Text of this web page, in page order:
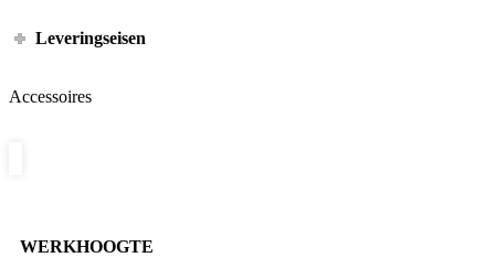
Leveringseisen
Accessoires
WERKHOOGTE